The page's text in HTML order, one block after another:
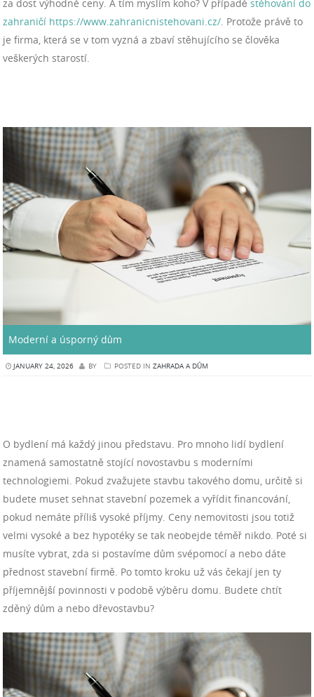
za dost výhodné ceny. A tím myslím koho? V případě stěhování do
zahraničí https://www.zahranicnistehovani.cz/. Protože právě to
je firma, která se v tom vyzná a zbaví stěhujícího se člověka
veškerých starostí.
Moderní a úsporný dům
JANUARY 24, 2026 BY POSTED IN ZAHRADA A DŮM
O bydlení má každý jinou představu. Pro mnoho lidí bydlení
znamená samostatně stojící novostavbu s moderními
technologiemi. Pokud zvažujete stavbu takového domu, určitě si
budete muset sehnat stavební pozemek a vyřídit financování,
pokud nemáte příliš vysoké příjmy. Ceny nemovitosti jsou totiž
velmi vysoké a bez hypotéky se tak neobejde téměř nikdo. Poté si
musíte vybrat, zda si postavíme dům svépomocí a nebo dáte
přednost stavební firmě. Po tomto kroku už vás čekají jen ty
příjemnější povinnosti v podobě výběru domu. Budete chtít
zděný dům a nebo dřevostavbu?